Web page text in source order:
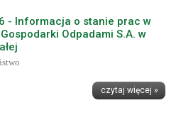
- Informacja o stanie prac w
Odpadami S.A. w
czytaj więcej »